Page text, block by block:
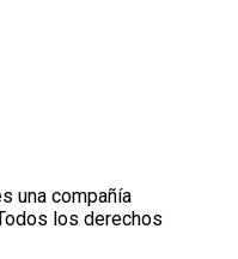
una compañía
los derechos